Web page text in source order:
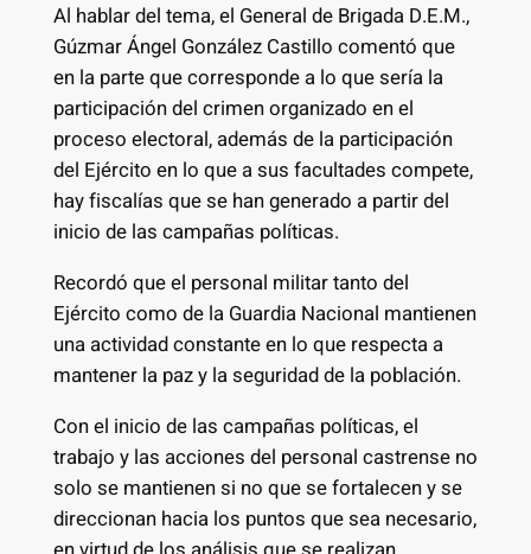
Al hablar del tema, el General de Brigada D.E.M.,
Gúzmar Ángel González Castillo comentó que
en la parte que corresponde a lo que sería la
participación del crimen organizado en el
proceso electoral, además de la participación
del Ejército en lo que a sus facultades compete,
hay fiscalías que se han generado a partir del
inicio de las campañas políticas.
Recordó que el personal militar tanto del
Ejército como de la Guardia Nacional mantienen
una actividad constante en lo que respecta a
mantener la paz y la seguridad de la población.
Con el inicio de las campañas políticas, el
trabajo y las acciones del personal castrense no
solo se mantienen si no que se fortalecen y se
direccionan hacia los puntos que sea necesario,